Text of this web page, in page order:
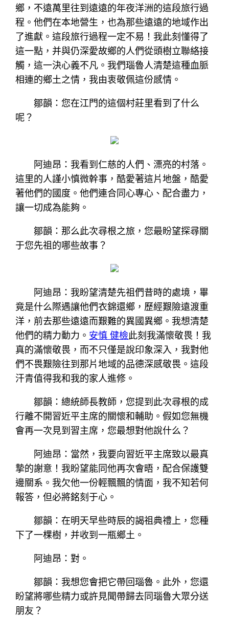
鄉，不遠萬里往到遠遠的年夜洋洲的這段旅行過
程。他們在本地營生，也為那些遠遠的地域作出
了進獻。這段旅行過程一定不易！我此刻懂得了
這一點，并與仍深愛故鄉的人們從頭樹立聯絡接
觸，這一決心義不凡。我們瑙魯人清楚這種血脈
相連的鄉土之情，我由衷敬佩這份感情。
鄒韻：您在江門的這個村莊里看到了什么
呢？
阿迪昂：我看到仁慈的人們、漂亮的村落。
這里的人謹小慎微幹事，酷愛著這片地盤，酷愛
著他們的國度。他們連合同心專心、配合盡力，
讓一切成為能夠。
鄒韻：那么此次尋根之旅，您最盼望探尋關
于您先祖的哪些故事？
阿迪昂：我盼望清楚先祖們昔時的處境，畢
竟是什么際遇讓他們衣錦還鄉，歷經艱險遠渡重
洋，前去那些遠遠而艱難的異國異鄉。我想清楚
他們的精力動力。 安慎 健檢此刻我滿懷敬畏！我
真的滿懷敬畏，而不只僅是說印象深入，我對他
們不畏艱險往到那片地域的品德深感敬畏。這段
汗青值得我和我的家人進修。
鄒韻：總統師長教師，您提到此次尋根的成
行離不開習近平主席的關懷和輔助。假如您無機
會再一次見到習主席，您最想對他說什么？
阿迪昂：當然，我要向習近平主席致以最真
摯的謝意！我盼望能同他再次會晤，配合保護雙
邊關系。我欠他一份輕飄飄的情面，我不知若何
報答，但必將銘刻于心。
鄒韻：在明天早些時辰的謁祖典禮上，您種
下了一棵樹，并收到一瓶鄉土。
阿迪昂：對。
鄒韻：我想您會把它帶回瑙魯。此外，您還
盼望將哪些精力或許見聞帶歸去同瑙魯大眾分送
朋友？